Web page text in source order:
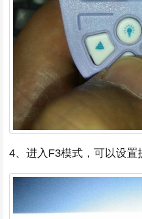
4、进入F3模式，可以设置